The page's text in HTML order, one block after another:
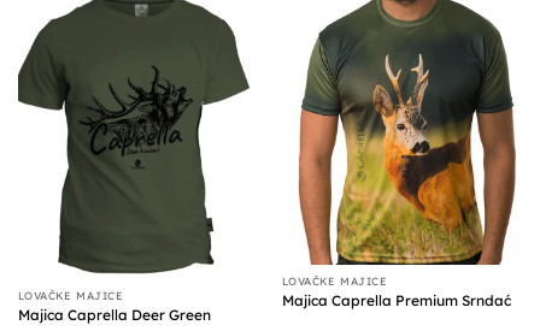
LOVAČKE MAJICE
Majica Caprella Deer Green
LOVAČKE MAJICE
Majica Caprella Premium Srndać